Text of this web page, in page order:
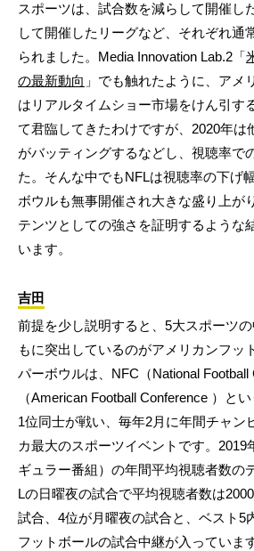
スポーツは、試合数を減らして開催し
して開催したリーグなど、それぞれ通
られました。Media Innovation Lab.2「
の最新動向 」でも触れたように、アメ
はリアルタイムショー市場をけん引す
て君臨してきたわけですが、2020年は
がバッティングするなどし、視聴率で
た。そんな中でもNFLは視聴率の下げ
ボウルも無事開催され大きな盛り上が
テンツとしての強さを証明するような
います。
吉田
前提を少し説明すると、5大スポーツ
もに突出しているのがアメリカンフッ
パーボウルは、NFC（National Football
（American Football Conference ）と
1位同士が戦い、毎年2月に年間チャン
カ最大のスポーツイベントです。2019
ギュラー番組）の年間平均視聴者数の
Lの日曜夜の試合で平均視聴者数は
試合、4位が月曜夜の試合と、ベスト5
フットボールの試合中継が入っていま